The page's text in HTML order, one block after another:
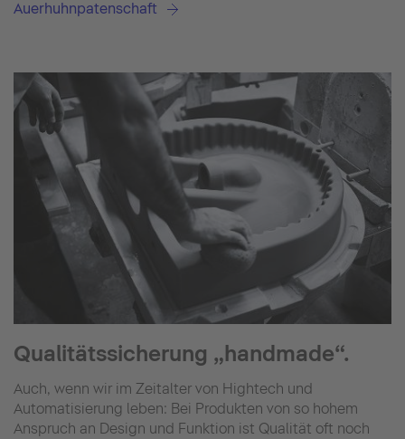
Auerhuhnpatenschaft
Qualitätssicherung „handmade“.
Auch, wenn wir im Zeitalter von Hightech und
Automatisierung leben: Bei Produkten von so hohem
Anspruch an Design und Funktion ist Qualität oft noch